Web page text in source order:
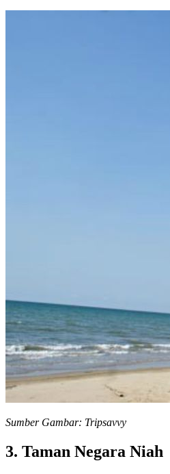
Sumber Gambar: Tripsavvy
3. Taman Negara Niah